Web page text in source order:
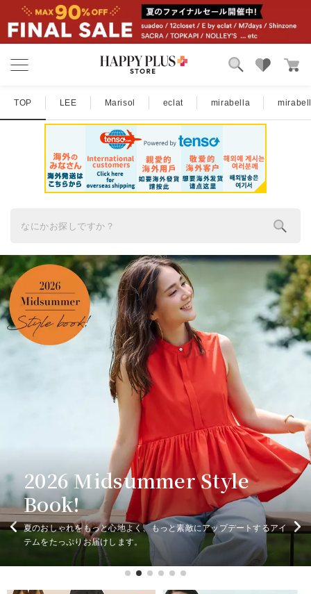
カテゴリ
雑誌掲載アイテム
特集
TOP LEE Marisol eclat mirabella
今こそ更新！ トレンド夏小物
HPSが厳選したおしゃれで機能的な小物たちが大集合！
2026秋冬の先行予約会開催
中！
大人のスタイルを品よく更新する新作が揃う先行予約会を開催！いま
なら早得キャンペーンで、対象商品が期間限定10％OFF。
2026 Midsummer Style
Book!
夏のおしゃれをもっと心地よく、もっと素敵にアップデートするアイ
テムをたっぷりお届けします。
夏の快適「ちょい甘ワンピ」
＆「地味モードワンピ」厳選
１０Style
シンプルなのに洗練見えする「地味モードワンピ」も、着るだけで気
分が華やぐ「ちょい甘ワンピ」も、どちらも夏の主役です！
真夏のブラウンコーデ
ヒット確実のブラウンアイテムを主役にした、この夏の洗練コーデを
ご提案します。
大人のTシャツは、白・黒・
グレーがあればいい！
フォルムや肌ざわりにもこだわった、大人に似合う旬なTシャツを厳
選しました。
今こそ更新！ トレンド夏小物
HPSが厳選したおしゃれで機能的な小物たちが大集合！
2026秋冬の先行予約会開催
中！
大人のスタイルを品よく更新する新作が揃う先行予約会を開催！いま
なら早得キャンペーンで、対象商品が期間限定10％OFF。